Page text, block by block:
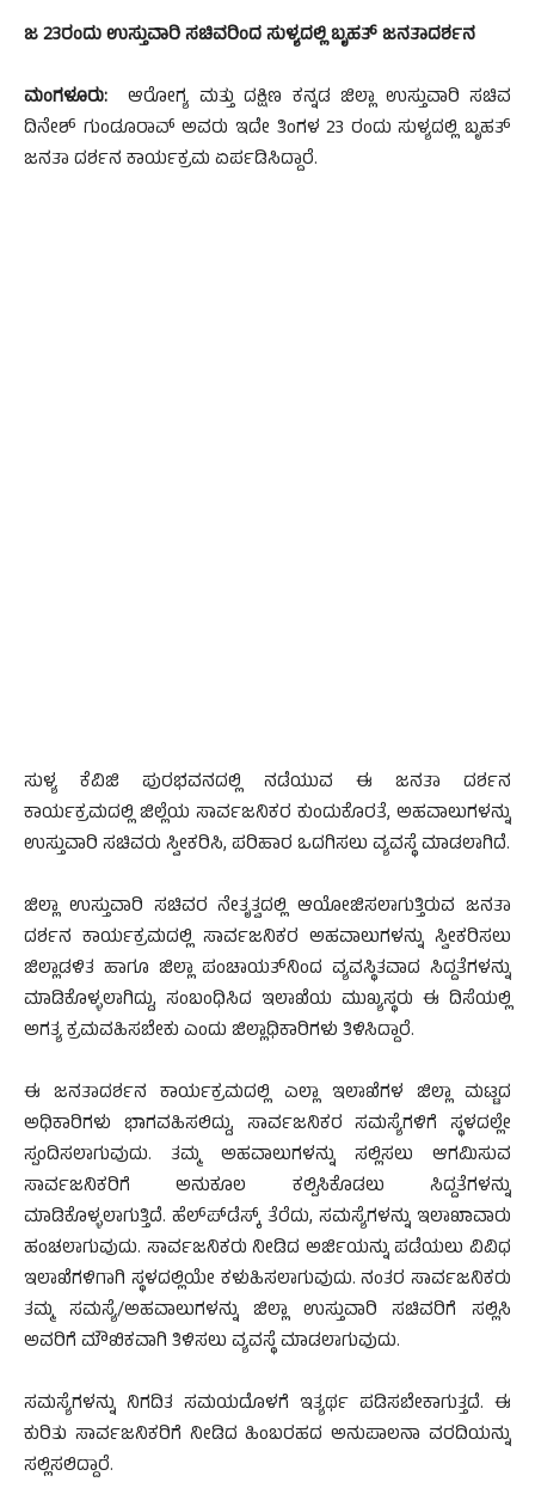
ಜ 23ರಂದು ಉಸ್ತುವಾರಿ ಸಚಿವರಿಂದ ಸುಳ್ಯದಲ್ಲಿ ಬೃಹತ್ ಜನತಾದರ್ಶನ
ಮಂಗಳೂರು: ಆರೋಗ್ಯ ಮತ್ತು ದಕ್ಷಿಣ ಕನ್ನಡ ಜಿಲ್ಲಾ ಉಸ್ತುವಾರಿ ಸಚಿವ
ದಿನೇಶ್ ಗುಂಡೂರಾವ್ ಅವರು ಇದೇ ತಿಂಗಳ 23 ರಂದು ಸುಳ್ಯದಲ್ಲಿ ಬೃಹತ್
ಜನತಾ ದರ್ಶನ ಕಾರ್ಯಕ್ರಮ ಏರ್ಪಡಿಸಿದ್ದಾರೆ.
ಸುಳ್ಯ ಕೆವಿಜಿ ಪುರಭವನದಲ್ಲಿ ನಡೆಯುವ ಈ ಜನತಾ ದರ್ಶನ
ಕಾರ್ಯಕ್ರಮದಲ್ಲಿ ಜಿಲ್ಲೆಯ ಸಾರ್ವಜನಿಕರ ಕುಂದುಕೊರತೆ, ಅಹವಾಲುಗಳನ್ನು
ಉಸ್ತುವಾರಿ ಸಚಿವರು ಸ್ವೀಕರಿಸಿ, ಪರಿಹಾರ ಒದಗಿಸಲು ವ್ಯವಸ್ಥೆ ಮಾಡಲಾಗಿದೆ.
ಜಿಲ್ಲಾ ಉಸ್ತುವಾರಿ ಸಚಿವರ ನೇತೃತ್ವದಲ್ಲಿ ಆಯೋಜಿಸಲಾಗುತ್ತಿರುವ ಜನತಾ
ದರ್ಶನ ಕಾರ್ಯಕ್ರಮದಲ್ಲಿ ಸಾರ್ವಜನಿಕರ ಅಹವಾಲುಗಳನ್ನು ಸ್ವೀಕರಿಸಲು
ಜಿಲ್ಲಾಡಳಿತ ಹಾಗೂ ಜಿಲ್ಲಾ ಪಂಚಾಯತ್‍ನಿಂದ ವ್ಯವಸ್ಥಿತವಾದ ಸಿದ್ದತೆಗಳನ್ನು
ಮಾಡಿಕೊಳ್ಳಲಾಗಿದ್ದು, ಸಂಬಂಧಿಸಿದ ಇಲಾಖೆಯ ಮುಖ್ಯಸ್ಥರು ಈ ದಿಸೆಯಲ್ಲಿ
ಅಗತ್ಯ ಕ್ರಮವಹಿಸಬೇಕು ಎಂದು ಜಿಲ್ಲಾಧಿಕಾರಿಗಳು ತಿಳಿಸಿದ್ದಾರೆ.
ಈ ಜನತಾದರ್ಶನ ಕಾರ್ಯಕ್ರಮದಲ್ಲಿ ಎಲ್ಲಾ ಇಲಾಖೆಗಳ ಜಿಲ್ಲಾ ಮಟ್ಟದ
ಅಧಿಕಾರಿಗಳು ಭಾಗವಹಿಸಲಿದ್ದು, ಸಾರ್ವಜನಿಕರ ಸಮಸ್ಯೆಗಳಿಗೆ ಸ್ಥಳದಲ್ಲೇ
ಸ್ಪಂದಿಸಲಾಗುವುದು. ತಮ್ಮ ಅಹವಾಲುಗಳನ್ನು ಸಲ್ಲಿಸಲು ಆಗಮಿಸುವ
ಸಾರ್ವಜನಿಕರಿಗೆ ಅನುಕೂಲ ಕಲ್ಪಿಸಿಕೊಡಲು ಸಿದ್ದತೆಗಳನ್ನು
ಮಾಡಿಕೊಳ್ಳಲಾಗುತ್ತಿದೆ. ಹೆಲ್ಪ್‍ಡೆಸ್ಕ್ ತೆರೆದು, ಸಮಸ್ಯೆಗಳನ್ನು ಇಲಾಖಾವಾರು
ಹಂಚಲಾಗುವುದು. ಸಾರ್ವಜನಿಕರು ನೀಡಿದ ಅರ್ಜಿಯನ್ನು ಪಡೆಯಲು ವಿವಿಧ
ಇಲಾಖೆಗಳಿಗಾಗಿ ಸ್ಥಳದಲ್ಲಿಯೇ ಕಳುಹಿಸಲಾಗುವುದು. ನಂತರ ಸಾರ್ವಜನಿಕರು
ತಮ್ಮ ಸಮಸ್ಯೆ/ಅಹವಾಲುಗಳನ್ನು ಜಿಲ್ಲಾ ಉಸ್ತುವಾರಿ ಸಚಿವರಿಗೆ ಸಲ್ಲಿಸಿ
ಅವರಿಗೆ ಮೌಖಿಕವಾಗಿ ತಿಳಿಸಲು ವ್ಯವಸ್ಥೆ ಮಾಡಲಾಗುವುದು.
ಸಮಸ್ಯೆಗಳನ್ನು ನಿಗದಿತ ಸಮಯದೊಳಗೆ ಇತ್ಯರ್ಥ ಪಡಿಸಬೇಕಾಗುತ್ತದೆ. ಈ
ಕುರಿತು ಸಾರ್ವಜನಿಕರಿಗೆ ನೀಡಿದ ಹಿಂಬರಹದ ಅನುಪಾಲನಾ ವರದಿಯನ್ನು
ಸಲ್ಲಿಸಲಿದ್ದಾರೆ.